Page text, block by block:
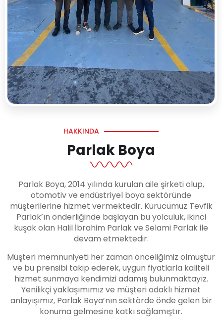
HAKKINDA
Parlak Boya
Parlak Boya, 2014 yılında kurulan aile şirketi olup,
otomotiv ve endüstriyel boya sektöründe
müşterilerine hizmet vermektedir. Kurucumuz Tevfik
Parlak’ın önderliğinde başlayan bu yolculuk, ikinci
kuşak olan Halil İbrahim Parlak ve Selami Parlak ile
devam etmektedir.
Müşteri memnuniyeti her zaman önceliğimiz olmuştur
ve bu prensibi takip ederek, uygun fiyatlarla kaliteli
hizmet sunmaya kendimizi adamış bulunmaktayız.
Yenilikçi yaklaşımımız ve müşteri odaklı hizmet
anlayışımız, Parlak Boya’nın sektörde önde gelen bir
konuma gelmesine katkı sağlamıştır.